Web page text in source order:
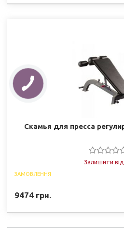
Скамья для пресса
Залишити
ЗАМОВЛЕННЯ
9474 грн.